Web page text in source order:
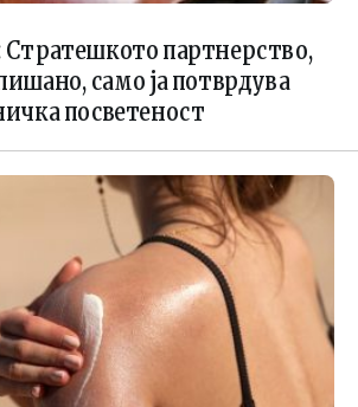
Стратешкото партнерство,
само ја потврдува
посветеност